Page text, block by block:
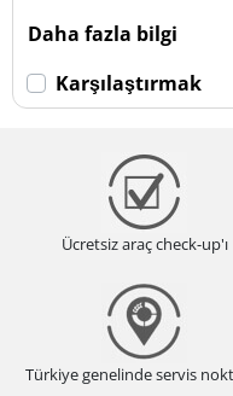
Daha fazla bilgi
Karşılaştırmak
Ücretsiz araç check-up'ı
Türkiye genelinde servis